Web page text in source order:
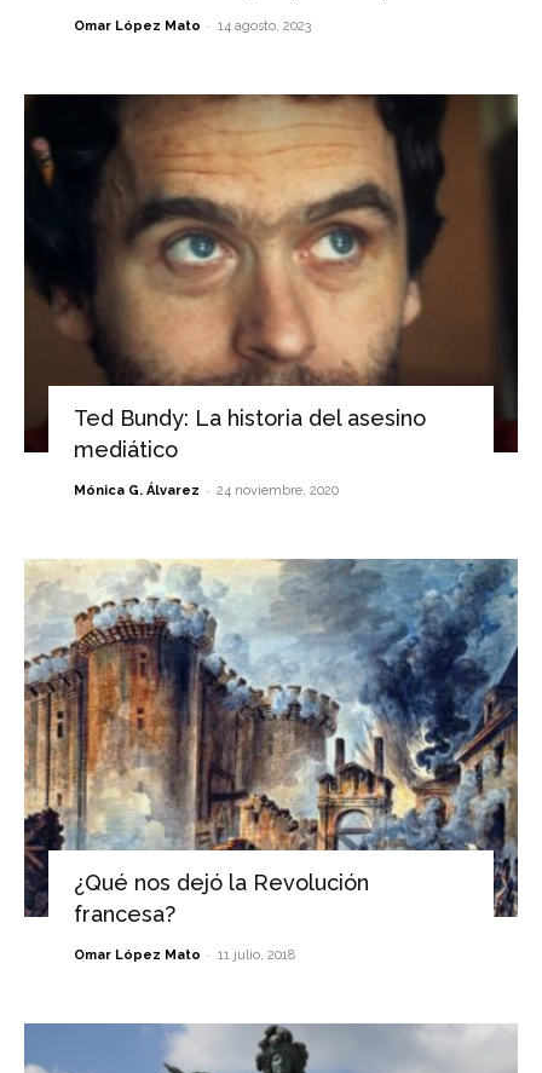
Omar López Mato - 14 agosto, 2023
Ted Bundy: La historia del asesino
mediático
Mónica G. Álvarez - 24 noviembre, 2020
¿Qué nos dejó la Revolución
francesa?
Omar López Mato - 11 julio, 2018